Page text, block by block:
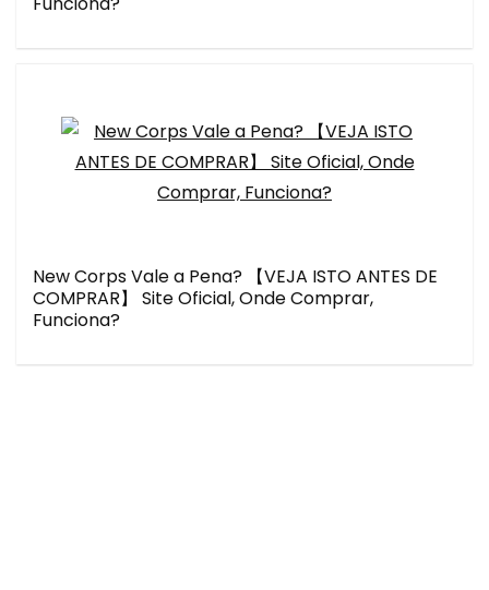
New Corps Vale a Pena? 【VEJA ISTO ANTES DE
COMPRAR】 Site Oficial, Onde Comprar,
Funciona?